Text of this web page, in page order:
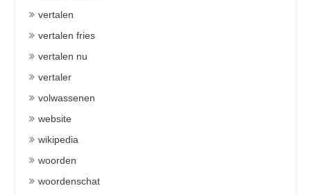
vertalen
vertalen fries
vertalen nu
vertaler
volwassenen
website
wikipedia
woorden
woordenschat